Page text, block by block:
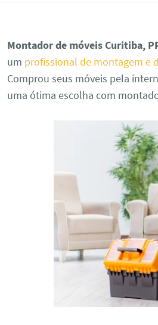
Montador de móveis Curitiba,
um profissional de montagem e
Comprou seus móveis pela
uma ótima escolha com